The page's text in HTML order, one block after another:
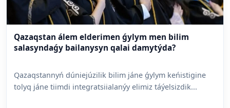
Qazaqstan álem elderimen ǵylym men bilim
salasyndaǵy bailanysyn qalai damytýda?
Qazaqstannyń dúniejúzilik bilim jáne ǵylym keńistigine
tolyq jáne tiimdi integratsiialanýy elimiz táýelsizdik...